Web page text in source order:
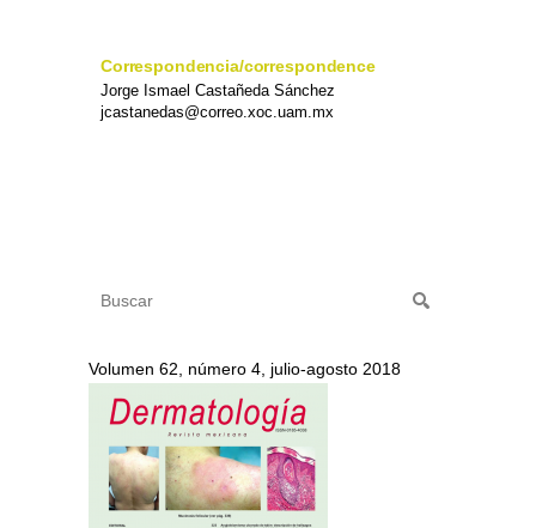
Correspondencia/correspondence
Jorge Ismael Castañeda Sánchez
jcastanedas@correo.xoc.uam.mx
Volumen 62, número 4, julio-agosto 2018